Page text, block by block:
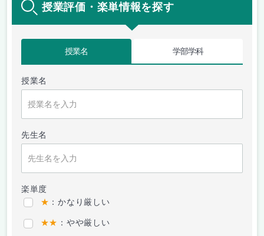
授業評価・楽単情報を探す
授業名 学部学科
授業名
先生名
楽単度
★ ：かなり厳しい
★★ ：やや厳しい